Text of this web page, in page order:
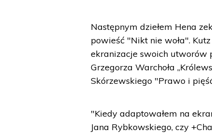
Następnym dziełem Hena
powieść "Nikt nie woła".
ekranizacje swoich utworów
Grzegorza Warchoła
Skórzewskiego "Prawo i
"Kiedy adaptowałem na
Jana Rybkowskiego, czy